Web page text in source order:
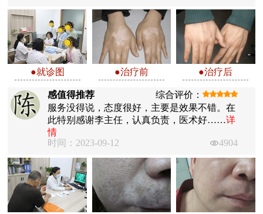
●就诊图 ●治疗前 ●治疗后
感值得推荐
综合评价：
服务没得说，态度很好，主要是效果不错。在
此特别感谢李主任，认真负责，医术好……详
情
时间：2023-09-12
4904